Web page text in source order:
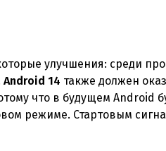
улучшения: среди
Android 14 также должен
что в будущем Android
режиме. Стартовым